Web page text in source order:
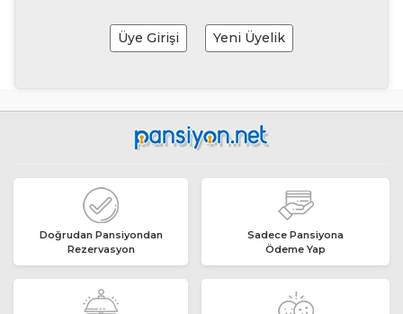
Üye Girişi Yeni Üyelik
Doğrudan Pansiyondan
Rezervasyon
Sadece Pansiyona
Ödeme Yap